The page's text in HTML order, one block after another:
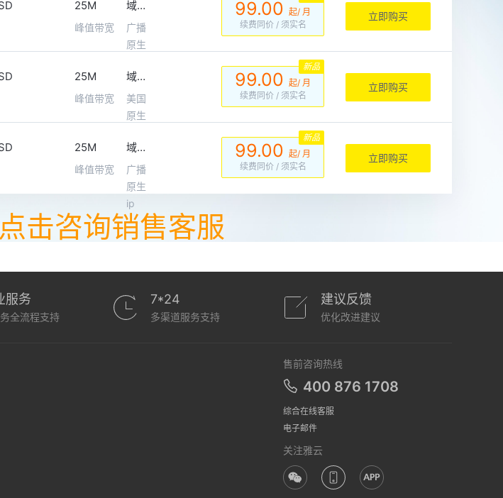
25M
峰值带宽
域名免备案
广播
原生
99.00
起/ 月
续费同价/ 须实名
立即购买
25M
峰值带宽
域名免备案
美国
原生
99.00
起/ 月
续费同价/ 须实名
新品
立即购买
25M
峰值带宽
域名免备案
广播
原生
ip
99.00
起/ 月
续费同价/ 须实名
新品
立即购买
击咨询销售客服
服务
全流程支持
7*24
多渠道服务支持
建议反馈
优化改进建议
售前咨询热线
400 876 1708
综合在线客服
电子邮件
关注雅云